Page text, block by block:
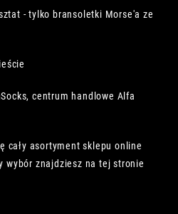
- tylko bransoletki Morse'a ze
centrum handlowe Alfa
cały asortyment sklepu online
wybór znajdziesz na tej stronie